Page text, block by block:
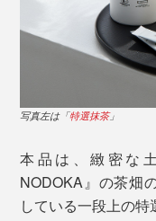
ゴクゴク飲めて、
湯呑みやマグカッ
っと濃いめの200ml
写真は旧パッケージです
飲む時、片付ける
とって嬉しい飲み
シャカシャカする
のきめ細かな粉末
写真左は「特選抹茶」
本品は、緻密な
NODOKA』の茶畑
している一段上の特